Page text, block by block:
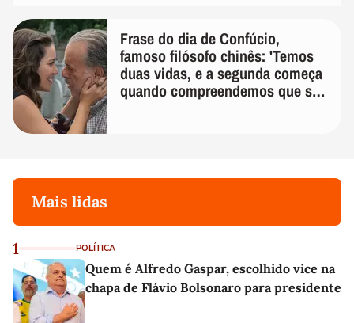
Frase do dia de Confúcio,
famoso filósofo chinês: 'Temos
duas vidas, e a segunda começa
quando compreendemos que só
Mais lidas
1 POLÍTICA
Quem é Alfredo Gaspar, escolhido vice na
chapa de Flávio Bolsonaro para presidente